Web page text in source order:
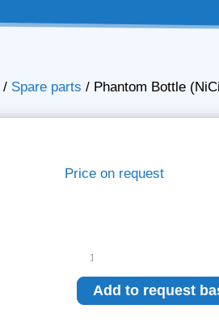
/ Spare parts / Phantom Bottle
Price on request
Bottle
(NiCi
HexaHyrdrate)
Add to request